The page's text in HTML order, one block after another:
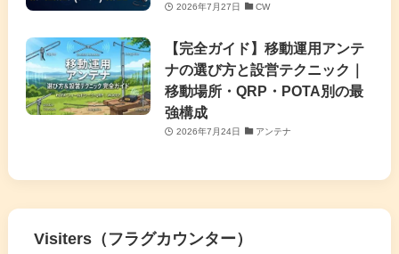
2026年7月27日 CW
【完全ガイド】移動運用アンテ
ナの選び方と設営テクニック｜
移動場所・QRP・POTA別の最
強構成
2026年7月24日 アンテナ
Visiters（フラグカウンター）